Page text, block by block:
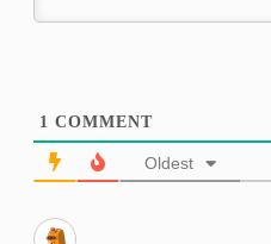
1 COMMENT
Oldest